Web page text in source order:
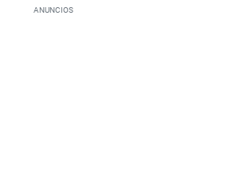
ANUNCIOS